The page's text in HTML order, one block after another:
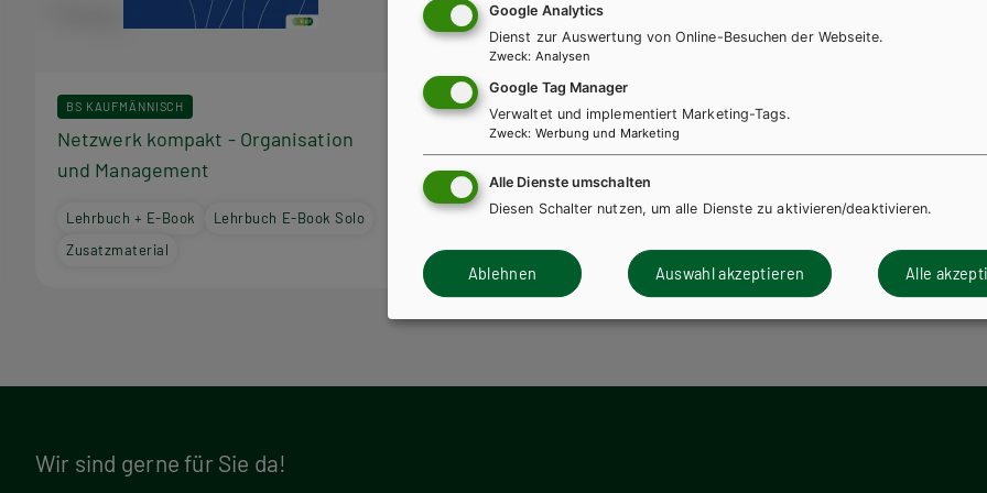
a
m
m
BS KAUFMÄNNISCH
Netzwerk kompakt - Organisation
und Management
Lehrbuch + E-Book
Lehrbuch E-Book Solo
Zusatzmaterial
Wir sind gerne für Sie da!
Google Analytics
Dienst zur Auswertung von Online-Besuchen der Webseite.
Zweck: Analysen
Google Tag Manager
Verwaltet und implementiert Marketing-Tags.
Zweck: Werbung und Marketing
Alle Dienste umschalten
Diesen Schalter nutzen, um alle Dienste zu aktivieren/deaktivieren.
Ablehnen Auswahl akzeptieren Alle